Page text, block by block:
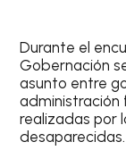
Durante el
Gobernación
asunto entre
administración
realizadas por
desaparecidas.